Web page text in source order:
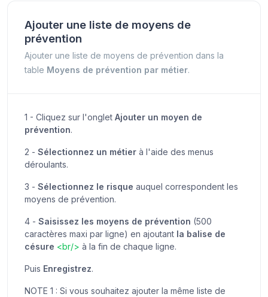
Ajouter une liste de moyens de
prévention
Ajouter une liste de moyens de prévention dans la
table Moyens de prévention par métier.
1 - Cliquez sur l'onglet Ajouter un moyen de
prévention.
2 - Sélectionnez un métier à l'aide des menus
déroulants.
3 - Sélectionnez le risque auquel correspondent les
moyens de prévention.
4 - Saisissez les moyens de prévention (500
caractères maxi par ligne) en ajoutant la balise de
césure <br/> à la fin de chaque ligne.
Puis Enregistrez.
NOTE 1 : Si vous souhaitez ajouter la même liste de